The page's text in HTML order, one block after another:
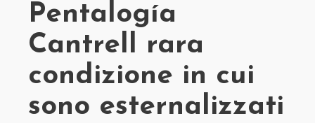
Pentalogía
Cantrell rara
condizione in cui
sono esternalizzati